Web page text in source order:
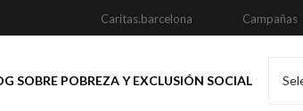
Caritas.barcelona Campañas
SOBRE POBREZA Y EXCLUSIÓN SOCIAL